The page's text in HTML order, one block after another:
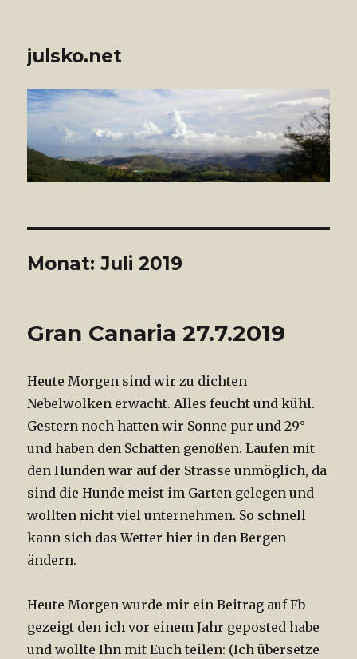
julsko.net
Monat: Juli 2019
Gran Canaria 27.7.2019
Heute Morgen sind wir zu dichten
Nebelwolken erwacht. Alles feucht und kühl.
Gestern noch hatten wir Sonne pur und 29°
und haben den Schatten genoßen. Laufen mit
den Hunden war auf der Strasse unmöglich, da
sind die Hunde meist im Garten gelegen und
wollten nicht viel unternehmen. So schnell
kann sich das Wetter hier in den Bergen
ändern.
Heute Morgen wurde mir ein Beitrag auf Fb
gezeigt den ich vor einem Jahr geposted habe
und wollte Ihn mit Euch teilen: (Ich übersetze